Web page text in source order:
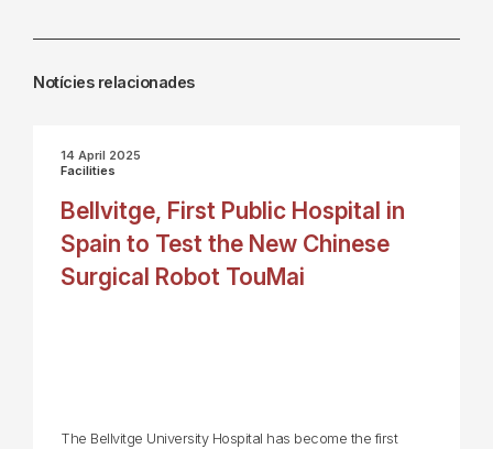
Notícies relacionades
14 April 2025
Facilities
Bellvitge, First Public Hospital in
Spain to Test the New Chinese
Surgical Robot TouMai
The Bellvitge University Hospital has become the first